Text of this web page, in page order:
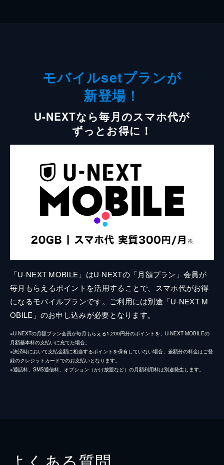
モバイルsetプランが
新登場！
U-NEXTなら毎月のスマホ代が
ずっとお得に！
「U-NEXT MOBILE」はU-NEXTの「月額プラン」会員が
毎月もらえるポイントを活用することで、スマホ代がお得
になるモバイルプランです。ご利用には別途「U-NEXT M
OBILE」のお申し込みが必要となります。
※U-NEXTの月額プラン会員が毎月もらえる1,200円分のポイントを、U-NEXT MOBILEの
月額基本料の支払いに充てた場合。
※決済時において支払金額に相当するポイントを保有していない場合、差額分の料金はご登
録のクレジットカードでのお支払いとなります。
※通話料、SMS通信料、オプション（かけ放題など）の月額利用料は別途発生します。
よくある質問